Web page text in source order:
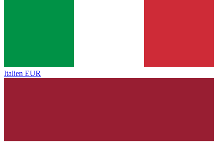
Italien EUR